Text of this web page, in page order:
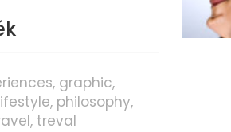
graphic
philosophy
treval